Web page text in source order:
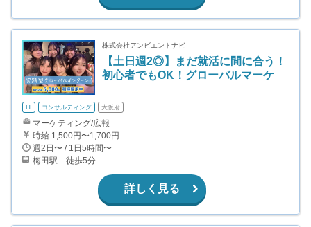
株式会社アンビエントナビ
【土日週2◎】まだ就活に間に合う！
初心者でもOK！グローバルマーケ
IT コンサルティング 大阪府
マーケティング/広報
時給 1,500円〜1,700円
週2日〜 / 1日5時間〜
梅田駅 徒歩5分
詳しく見る